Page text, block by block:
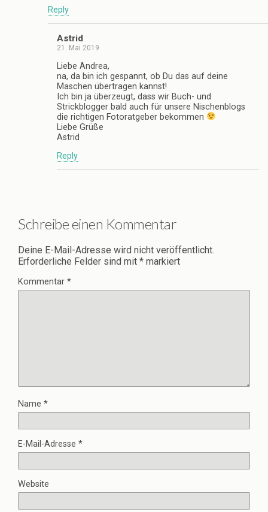
Reply
Astrid
21. Mai 2019
Liebe Andrea,
na, da bin ich gespannt, ob Du das auf deine
Maschen übertragen kannst!
Ich bin ja überzeugt, dass wir Buch- und
Strickblogger bald auch für unsere Nischenblogs
die richtigen Fotoratgeber bekommen
Liebe Grüße
Astrid
Reply
Schreibe einen Kommentar
Deine E-Mail-Adresse wird nicht veröffentlicht.
Erforderliche Felder sind mit * markiert
Kommentar *
Name *
E-Mail-Adresse *
Website